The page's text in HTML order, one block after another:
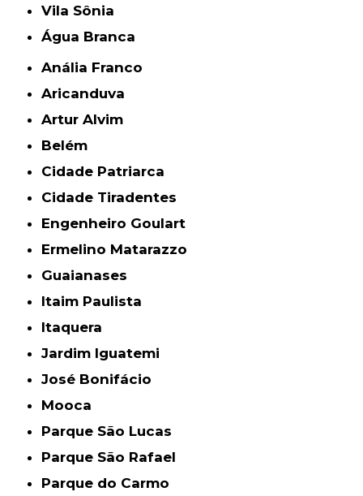
Vila Sônia
Água Branca
Anália Franco
Aricanduva
Artur Alvim
Belém
Cidade Patriarca
Cidade Tiradentes
Engenheiro Goulart
Ermelino Matarazzo
Guaianases
Itaim Paulista
Itaquera
Jardim Iguatemi
José Bonifácio
Mooca
Parque São Lucas
Parque São Rafael
Parque do Carmo